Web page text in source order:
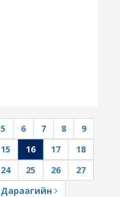
5 6 7 8
9
15 16 17
18
24 25 26
27
Дараагийн